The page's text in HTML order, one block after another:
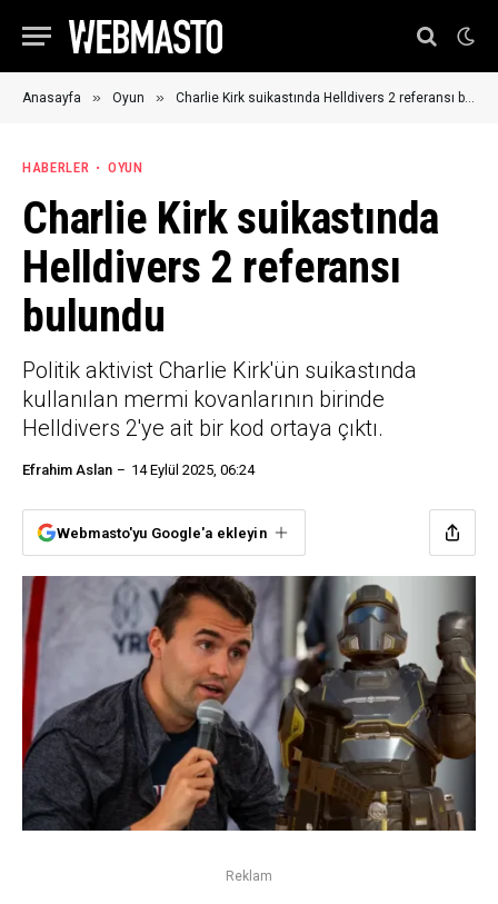
Anasayfa » Oyun » Charlie Kirk suikastında Helldivers 2 referansı bulundu
HABERLER OYUN
Charlie Kirk suikastında
Helldivers 2 referansı
bulundu
Politik aktivist Charlie Kirk'ün suikastında
kullanılan mermi kovanlarının birinde
Helldivers 2'ye ait bir kod ortaya çıktı.
Efrahim Aslan 14 Eylül 2025, 06:24
Webmasto'yu Google'a ekleyin
Reklam